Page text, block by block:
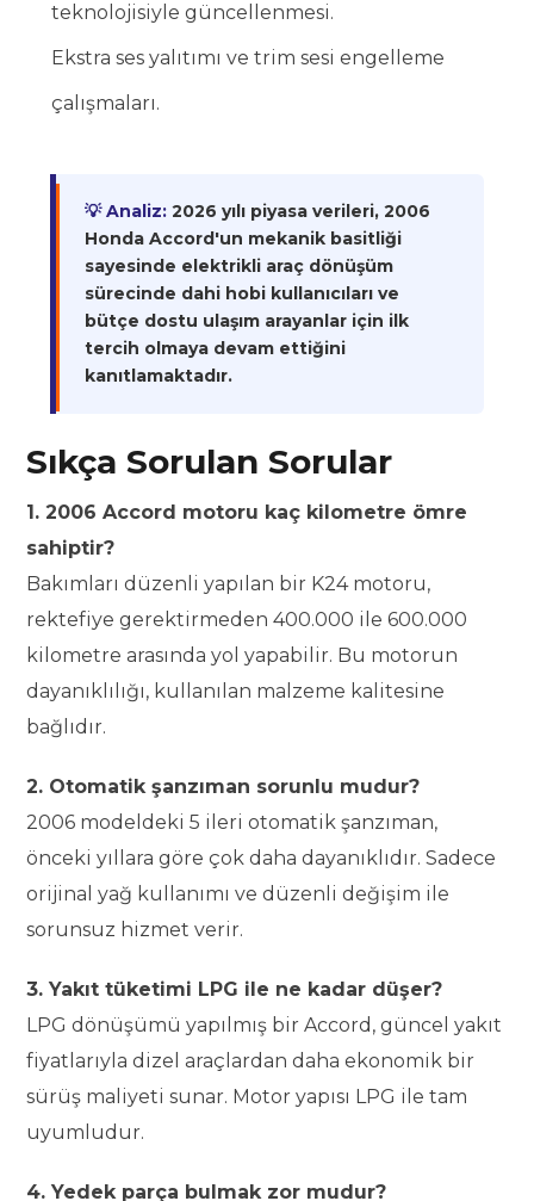
teknolojisiyle güncellenmesi.
Ekstra ses yalıtımı ve trim sesi engelleme
çalışmaları.
💡 Analiz: 2026 yılı piyasa verileri, 2006
Honda Accord'un mekanik basitliği
sayesinde elektrikli araç dönüşüm
sürecinde dahi hobi kullanıcıları ve
bütçe dostu ulaşım arayanlar için ilk
tercih olmaya devam ettiğini
kanıtlamaktadır.
Sıkça Sorulan Sorular
1. 2006 Accord motoru kaç kilometre ömre
sahiptir?
Bakımları düzenli yapılan bir K24 motoru,
rektefiye gerektirmeden 400.000 ile 600.000
kilometre arasında yol yapabilir. Bu motorun
dayanıklılığı, kullanılan malzeme kalitesine
bağlıdır.
2. Otomatik şanzıman sorunlu mudur?
2006 modeldeki 5 ileri otomatik şanzıman,
önceki yıllara göre çok daha dayanıklıdır. Sadece
orijinal yağ kullanımı ve düzenli değişim ile
sorunsuz hizmet verir.
3. Yakıt tüketimi LPG ile ne kadar düşer?
LPG dönüşümü yapılmış bir Accord, güncel yakıt
fiyatlarıyla dizel araçlardan daha ekonomik bir
sürüş maliyeti sunar. Motor yapısı LPG ile tam
uyumludur.
4. Yedek parça bulmak zor mudur?